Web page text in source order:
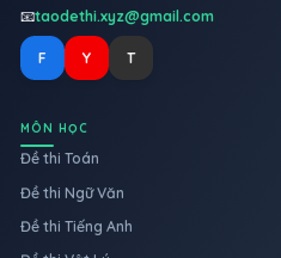
📧taodethi.xyz@gmail.com
F Y T
MÔN HỌC
Đề thi Toán
Đề thi Ngữ Văn
Đề thi Tiếng Anh